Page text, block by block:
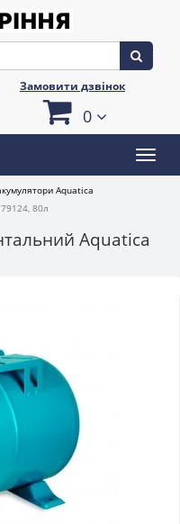
Замовити дзвінок
0
Aquatica
80л
Aquatica